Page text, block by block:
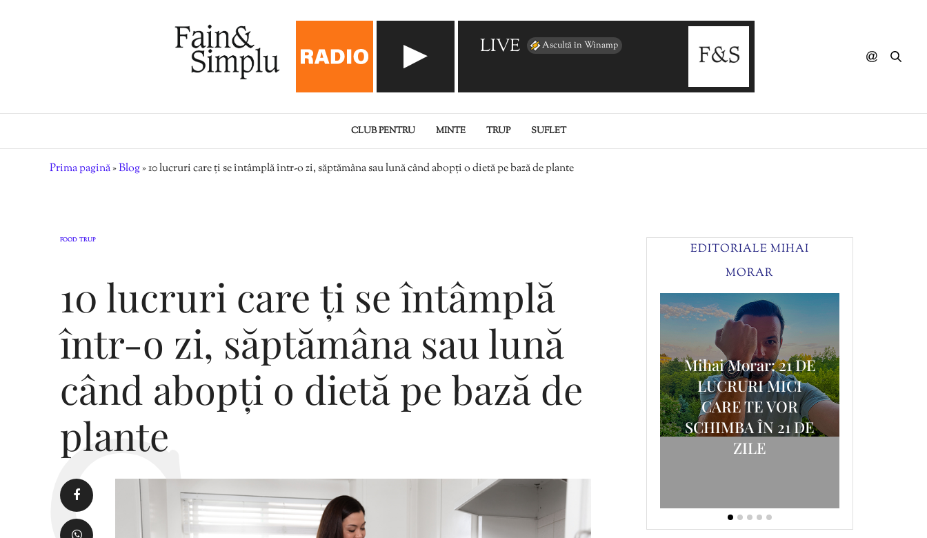
LIVE Ascultă în Winamp
ANTON SUTEU - Hai La Bucuresti! (Iorga
CLUB PENTRU MINTE TRUP SUFLET
Prima pagină»Blog»10 lucruri care ți se întâmplă într-o zi, săptămâna sau lună când abopți o dietă pe bază de plante
FOOD TRUP
10 lucruri care ți se întâmplă
într-o zi, săptămâna sau lună
când abopți o dietă pe bază de
plante
EDITORIALE MIHAI
MORAR
Editorial Mihai
Morar: CUM L-AM
Mihai Morar: 21 DE
LUCRURI MICI
CARE TE VOR
SCHIMBA ÎN 21 DE
ZILE